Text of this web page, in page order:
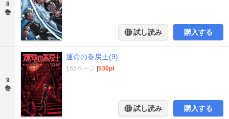
8
巻
試し読み 購入する
9
巻
運命の巻戻士(9)
162ページ 530pt
試し読み 購入する